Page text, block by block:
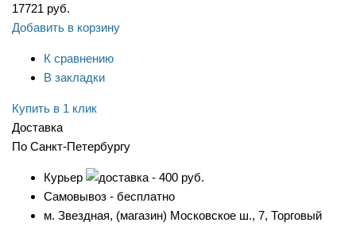
17721 руб.
Добавить в корзину
К сравнению
В закладки
Купить в 1 клик
Доставка
По Санкт-Петербургу
Курьер
- 400 руб.
Самовывоз - бесплатно
м. Звездная, (магазин) Московское ш., 7, Торговый